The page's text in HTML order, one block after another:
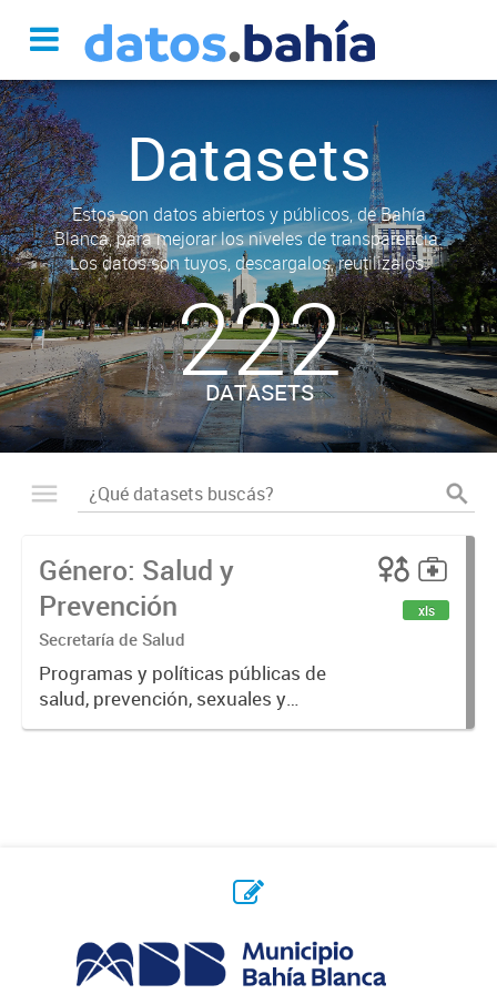
Datasets
Estos son datos abiertos y públicos, de Bahía
Blanca, para mejorar los niveles de transparencia.
Los datos son tuyos, descargalos, reutilizalos.
222
DATASETS
Género: Salud y
Prevención
Secretaría de Salud
Programas y políticas públicas de
salud, prevención, sexuales y
reproductivas.
xls